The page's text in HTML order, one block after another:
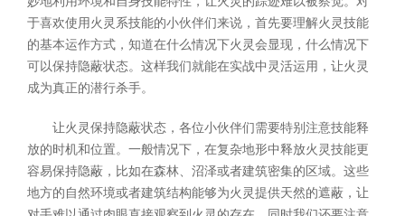
于喜欢使用火灵系技能的小伙伴们来说，首先要理解火灵技能
的基本运作方式，知道在什么情况下火灵会显现，什么情况下
可以保持隐蔽状态。这样我们就能在实战中灵活运用，让火灵
成为真正的潜行杀手。
让火灵保持隐蔽状态，各位小伙伴们需要特别注意技能释
放的时机和位置。一般情况下，在复杂地形中释放火灵技能更
容易保持隐蔽，比如在森林、沼泽或者建筑密集的区域。这些
地方的自然环境或者建筑结构能够为火灵提供天然的遮蔽，让